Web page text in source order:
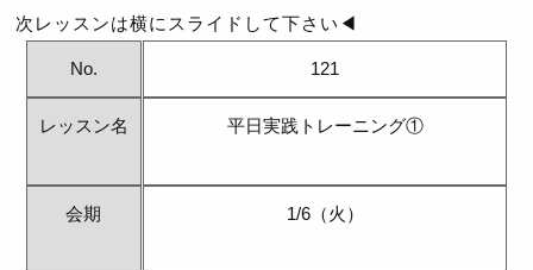
次レッスンは横にスライドして下さい◀
No.
レッスン名
会期
121
平日実践トレーニング①
1/6（火）